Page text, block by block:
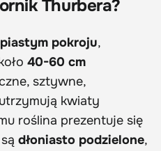
Thurbera?
pokroju,
40-60 cm
sztywne,
kwiaty
roślina prezentuje się
dłoniasto podzielone,